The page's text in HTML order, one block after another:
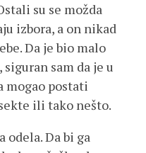
su se možda
izbora, a on nikad
Da je bio malo
sam da je u
mogao postati
ili tako nešto.
odela. Da bi ga